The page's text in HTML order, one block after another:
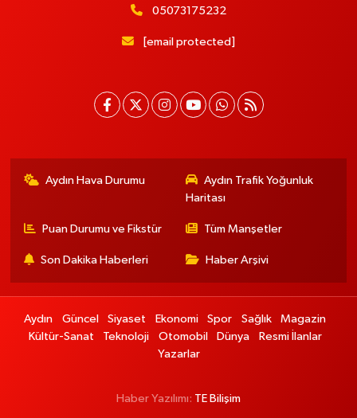
05073175232
[email protected]
Aydın Hava Durumu
Aydın Trafik Yoğunluk
Haritası
Puan Durumu ve Fikstür Tüm Manşetler
Son Dakika Haberleri Haber Arşivi
Aydın Güncel Siyaset Ekonomi Spor Sağlık
Magazin
Kültür-Sanat
Teknoloji Otomobil Dünya
Resmi İlanlar
Yazarlar
Haber Yazılımı: TE Bilişim